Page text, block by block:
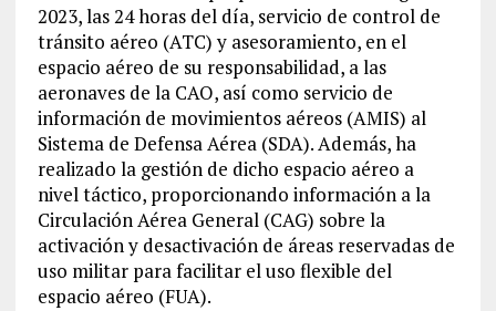
2023, las 24 horas del día, servicio de control de
tránsito aéreo (ATC) y asesoramiento, en el
espacio aéreo de su responsabilidad, a las
aeronaves de la CAO, así como servicio de
información de movimientos aéreos (AMIS) al
Sistema de Defensa Aérea (SDA). Además, ha
realizado la gestión de dicho espacio aéreo a
nivel táctico, proporcionando información a la
Circulación Aérea General (CAG) sobre la
activación y desactivación de áreas reservadas de
uso militar para facilitar el uso flexible del
espacio aéreo (FUA).